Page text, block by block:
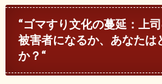
“ゴマすり文化の蔓延：上司
被害者になるか、あなたは
か？ “